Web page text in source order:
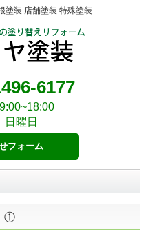
塗装 店舗塗装 特殊塗装
6177
日曜日
フォーム
①